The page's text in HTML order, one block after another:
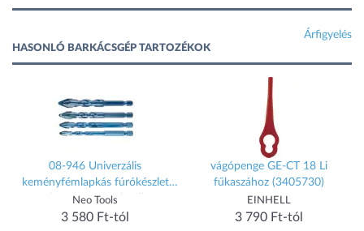
Árfigyelés
HASONLÓ BARKÁCSGÉP TARTOZÉKOK
08-946 Univerzális
keményfémlapkás fúrókészlet
1"4" hatszög szárral, 4db-os,
6,8,10,12mm
Neo Tools
3 580 Ft-tól
vágópenge GE-CT 18 Li
fűkaszához (3405730)
EINHELL
3 790 Ft-tól